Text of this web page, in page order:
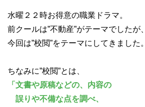
水曜２２時お得意の職業ドラマ。
前クールは”不動産”がテーマでしたが、
今回は”校閲”をテーマにしてきました。
ちなみに”校閲”とは、
「文書や原稿などの、内容の
誤りや不備な点を調べ、